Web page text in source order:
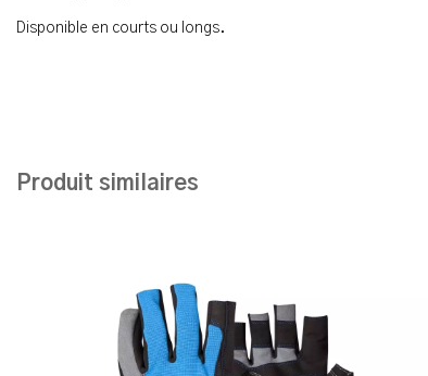
Disponible en courts ou longs.
Produit similaires